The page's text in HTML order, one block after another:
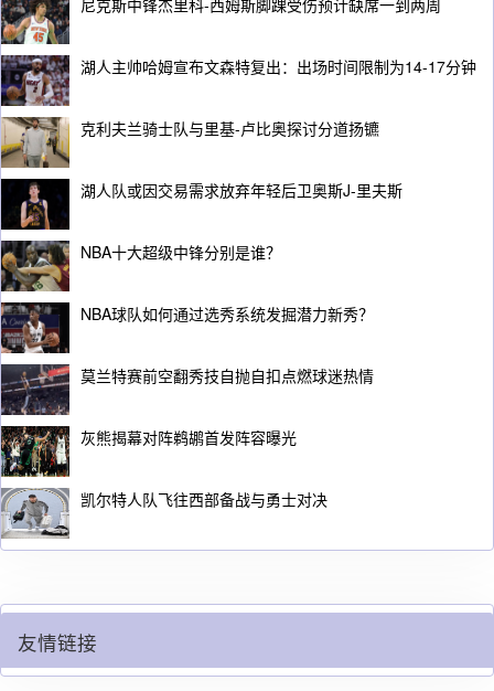
尼克斯中锋杰里科-西姆斯脚踝受伤预计缺席一到两周
湖人主帅哈姆宣布文森特复出：出场时间限制为14-17分钟
克利夫兰骑士队与里基-卢比奥探讨分道扬镳
湖人队或因交易需求放弃年轻后卫奥斯J-里夫斯
NBA十大超级中锋分别是谁？
NBA球队如何通过选秀系统发掘潜力新秀？
莫兰特赛前空翻秀技自抛自扣点燃球迷热情
灰熊揭幕对阵鹈鹕首发阵容曝光
凯尔特人队飞往西部备战与勇士对决
友情链接